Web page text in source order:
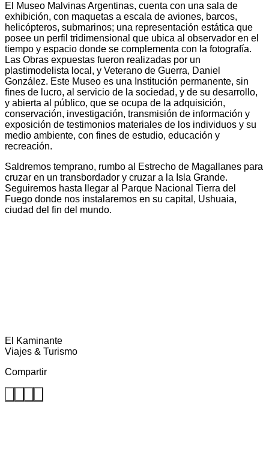
El Museo Malvinas Argentinas, cuenta con una sala de
exhibición, con maquetas a escala de aviones, barcos,
helicópteros, submarinos; una representación estática que
posee un perfil tridimensional que ubica al observador en el
tiempo y espacio donde se complementa con la fotografía.
Las Obras expuestas fueron realizadas por un
plastimodelista local, y Veterano de Guerra, Daniel
González. Este Museo es una Institución permanente, sin
fines de lucro, al servicio de la sociedad, y de su desarrollo,
y abierta al público, que se ocupa de la adquisición,
conservación, investigación, transmisión de información y
exposición de testimonios materiales de los individuos y su
medio ambiente, con fines de estudio, educación y
recreación.
Saldremos temprano, rumbo al Estrecho de Magallanes para
cruzar en un transbordador y cruzar a la Isla Grande.
Seguiremos hasta llegar al Parque Nacional Tierra del
Fuego donde nos instalaremos en su capital, Ushuaia,
ciudad del fin del mundo.
El Kaminante
Viajes & Turismo
Compartir